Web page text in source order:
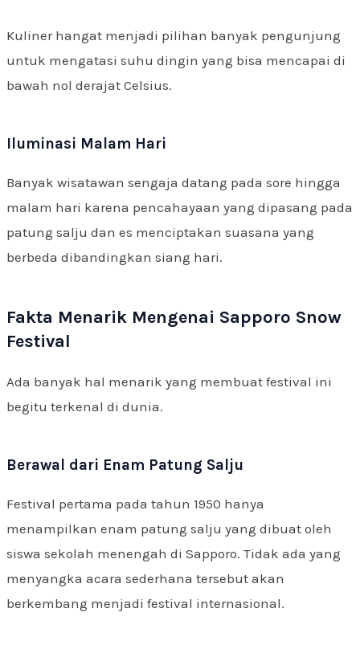
Kuliner hangat menjadi pilihan banyak pengunjung
untuk mengatasi suhu dingin yang bisa mencapai di
bawah nol derajat Celsius.
Iluminasi Malam Hari
Banyak wisatawan sengaja datang pada sore hingga
malam hari karena pencahayaan yang dipasang pada
patung salju dan es menciptakan suasana yang
berbeda dibandingkan siang hari.
Fakta Menarik Mengenai Sapporo Snow
Festival
Ada banyak hal menarik yang membuat festival ini
begitu terkenal di dunia.
Berawal dari Enam Patung Salju
Festival pertama pada tahun 1950 hanya
menampilkan enam patung salju yang dibuat oleh
siswa sekolah menengah di Sapporo. Tidak ada yang
menyangka acara sederhana tersebut akan
berkembang menjadi festival internasional.